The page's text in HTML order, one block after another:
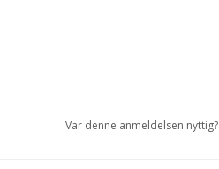
Var denne anmeldelsen nyttig?